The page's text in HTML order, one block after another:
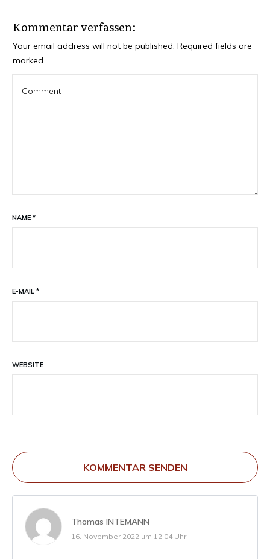
Kommentar verfassen:
Your email address will not be published. Required fields are
marked
NAME *
E-MAIL *
WEBSITE
KOMMENTAR SENDEN
Thomas INTEMANN
16. November 2022 um 12:04 Uhr